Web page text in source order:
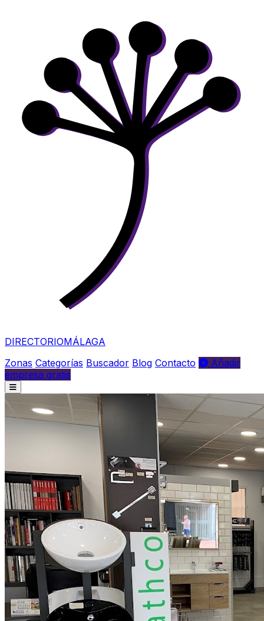
DIRECTORIOMÁLAGA
Zonas Categorías Buscador Blog Contacto
Añadir
empresa gratis